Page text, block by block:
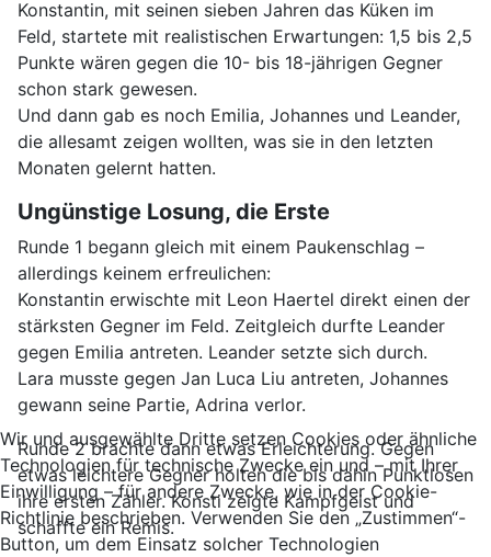
Konstantin, mit seinen sieben Jahren das Küken im
Feld, startete mit realistischen Erwartungen: 1,5 bis 2,5
Punkte wären gegen die 10- bis 18-jährigen Gegner
schon stark gewesen.
Und dann gab es noch Emilia, Johannes und Leander,
die allesamt zeigen wollten, was sie in den letzten
Monaten gelernt hatten.
Ungünstige Losung, die Erste
Runde 1 begann gleich mit einem Paukenschlag –
allerdings keinem erfreulichen:
Konstantin erwischte mit Leon Haertel direkt einen der
stärksten Gegner im Feld. Zeitgleich durfte Leander
gegen Emilia antreten. Leander setzte sich durch.
Lara musste gegen Jan Luca Liu antreten, Johannes
gewann seine Partie, Adrina verlor.
Runde 2 brachte dann etwas Erleichterung. Gegen
etwas leichtere Gegner holten die bis dahin Punktlosen
ihre ersten Zähler. Konsti zeigte Kampfgeist und
schaffte ein Remis.
Wir und ausgewählte Dritte setzen Cookies oder ähnliche
Technologien für technische Zwecke ein und – mit Ihrer
Einwilligung – für andere Zwecke, wie in der Cookie-
Richtlinie beschrieben. Verwenden Sie den „Zustimmen“-
Button, um dem Einsatz solcher Technologien